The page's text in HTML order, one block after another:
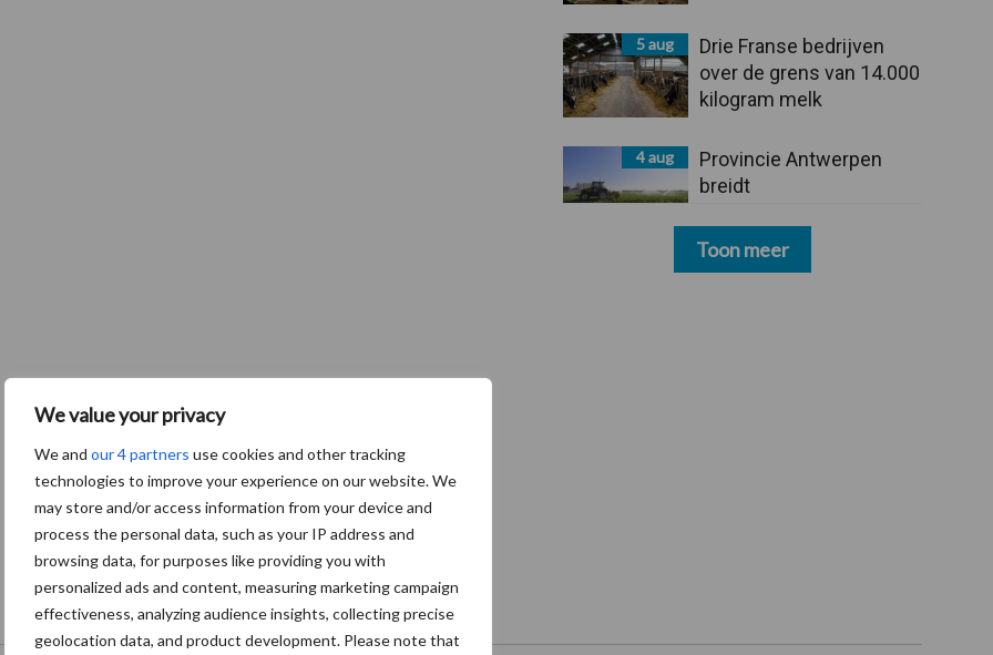
We value your privacy
We and our 4 partners use cookies and other tracking
technologies to improve your experience on our website. We
may store and/or access information from your device and
process the personal data, such as your IP address and
browsing data, for purposes like providing you with
personalized ads and content, measuring marketing campaign
effectiveness, analyzing audience insights, collecting precise
geolocation data, and product development. Please note that
5 aug
Drie Franse bedrijven
over de grens van 14.000
kilogram melk
4 aug
Provincie Antwerpen
breidt
geen water meer
Toon meer
Onze brandpartners